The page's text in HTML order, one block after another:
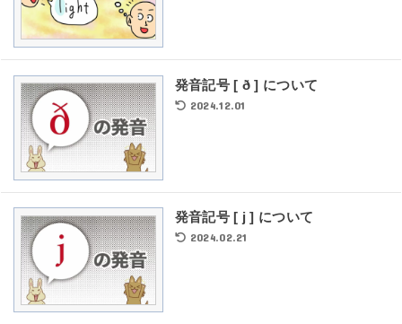
発音記号 [ ð ] について
2024.12.01
発音記号 [ j ] について
2024.02.21